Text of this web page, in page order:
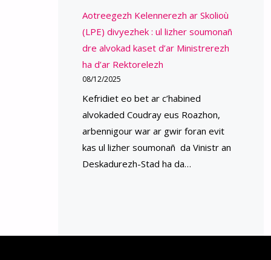
Aotreegezh Kelennerezh ar Skolioù
(LPE) divyezhek : ul lizher soumonañ
dre alvokad kaset d’ar Ministrerezh
ha d’ar Rektorelezh
08/12/2025
Kefridiet eo bet ar c’habined
alvokaded Coudray eus Roazhon,
arbennigour war ar gwir foran evit
kas ul lizher soumonañ da Vinistr an
Deskadurezh-Stad ha da…